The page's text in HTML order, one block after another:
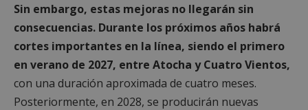
Sin embargo, estas mejoras no llegarán sin
consecuencias. Durante los próximos años habrá
cortes importantes en la línea, siendo el primero
en verano de 2027, entre Atocha y Cuatro Vientos,
con una duración aproximada de cuatro meses.
Posteriormente, en 2028, se producirán nuevas